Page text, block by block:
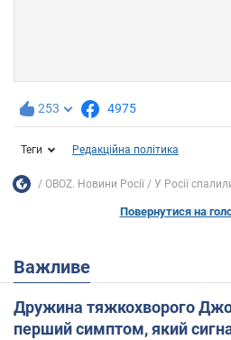
253 4975
Теги Редакційна політика
OBOZ. Новини Росії У Росії
Повернутися на
Важливе
Дружина тяжкохворого
перший симптом, який